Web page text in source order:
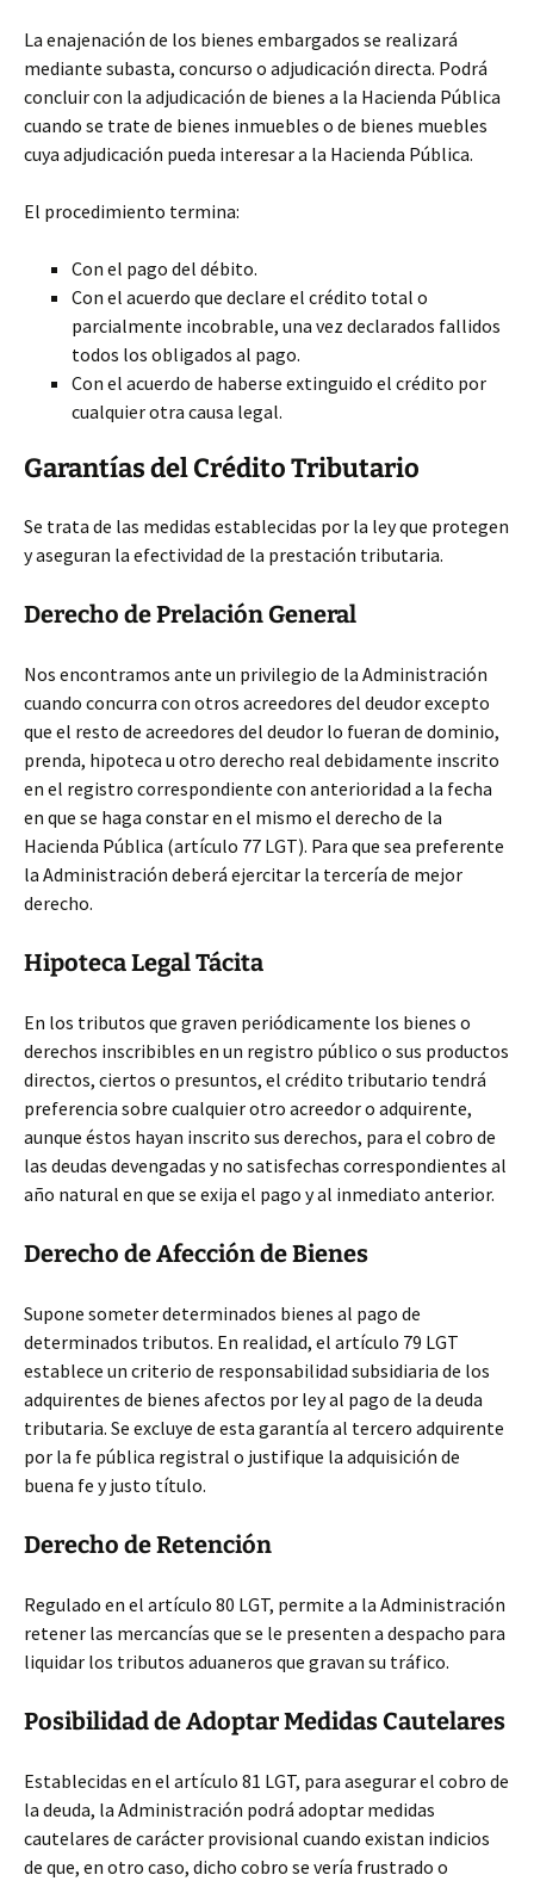
La enajenación de los bienes embargados se realizará
mediante subasta, concurso o adjudicación directa. Podrá
concluir con la adjudicación de bienes a la Hacienda Pública
cuando se trate de bienes inmuebles o de bienes muebles
cuya adjudicación pueda interesar a la Hacienda Pública.
El procedimiento termina:
Con el pago del débito.
Con el acuerdo que declare el crédito total o
parcialmente incobrable, una vez declarados fallidos
todos los obligados al pago.
Con el acuerdo de haberse extinguido el crédito por
cualquier otra causa legal.
Garantías del Crédito Tributario
Se trata de las medidas establecidas por la ley que protegen
y aseguran la efectividad de la prestación tributaria.
Derecho de Prelación General
Nos encontramos ante un privilegio de la Administración
cuando concurra con otros acreedores del deudor excepto
que el resto de acreedores del deudor lo fueran de dominio,
prenda, hipoteca u otro derecho real debidamente inscrito
en el registro correspondiente con anterioridad a la fecha
en que se haga constar en el mismo el derecho de la
Hacienda Pública (artículo 77 LGT). Para que sea preferente
la Administración deberá ejercitar la tercería de mejor
derecho.
Hipoteca Legal Tácita
En los tributos que graven periódicamente los bienes o
derechos inscribibles en un registro público o sus productos
directos, ciertos o presuntos, el crédito tributario tendrá
preferencia sobre cualquier otro acreedor o adquirente,
aunque éstos hayan inscrito sus derechos, para el cobro de
las deudas devengadas y no satisfechas correspondientes al
año natural en que se exija el pago y al inmediato anterior.
Derecho de Afección de Bienes
Supone someter determinados bienes al pago de
determinados tributos. En realidad, el artículo 79 LGT
establece un criterio de responsabilidad subsidiaria de los
adquirentes de bienes afectos por ley al pago de la deuda
tributaria. Se excluye de esta garantía al tercero adquirente
por la fe pública registral o justifique la adquisición de
buena fe y justo título.
Derecho de Retención
Regulado en el artículo 80 LGT, permite a la Administración
retener las mercancías que se le presenten a despacho para
liquidar los tributos aduaneros que gravan su tráfico.
Posibilidad de Adoptar Medidas Cautelares
Establecidas en el artículo 81 LGT, para asegurar el cobro de
la deuda, la Administración podrá adoptar medidas
cautelares de carácter provisional cuando existan indicios
de que, en otro caso, dicho cobro se vería frustrado o